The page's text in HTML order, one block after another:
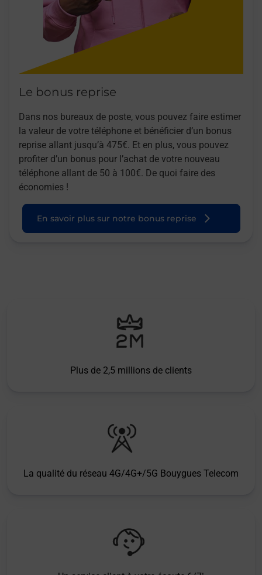
Le bonus reprise
Dans nos bureaux de poste, vous pouvez faire estimer
la valeur de votre téléphone et bénéficier d’un bonus
reprise allant jusqu’à 475€. Et en plus, vous pouvez
profiter d’un bonus pour l’achat de votre nouveau
téléphone allant de 50 à 100€. De quoi faire des
économies !
En savoir plus sur notre bonus reprise
Plus de 2,5 millions de clients
La qualité du réseau 4G/4G+/5G Bouygues Telecom